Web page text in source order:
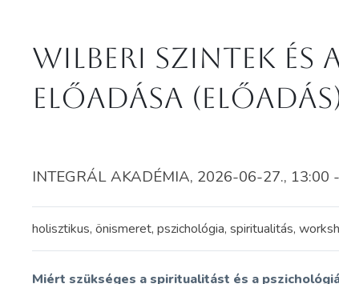
Wilberi szintek és
előadása
INTEGRÁL AKADÉMIA, 2026-06-27., 13:00
holisztikus, önismeret, pszichológia, spiritualitás,
Miért szükséges a spiritualitást és a